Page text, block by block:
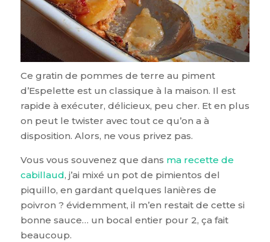
Ce gratin de pommes de terre au piment
d’Espelette est un classique à la maison. Il est
rapide à exécuter, délicieux, peu cher. Et en plus
on peut le twister avec tout ce qu’on a à
disposition. Alors, ne vous privez pas.
Vous vous souvenez que dans ma recette de
cabillaud, j’ai mixé un pot de pimientos del
piquillo, en gardant quelques lanières de
poivron ? évidemment, il m’en restait de cette si
bonne sauce… un bocal entier pour 2, ça fait
beaucoup.